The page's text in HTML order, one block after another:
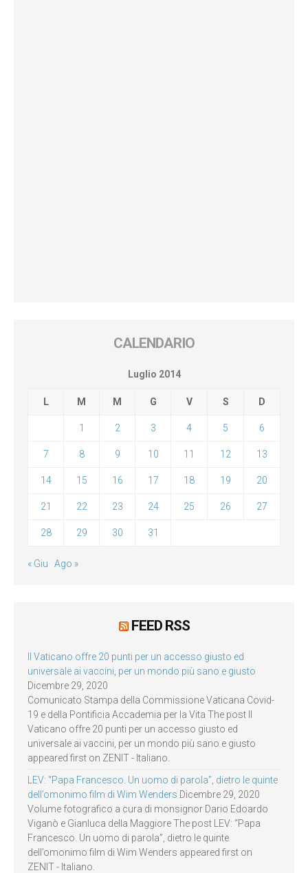
CALENDARIO
Luglio 2014
L M M G V S D
1 2 3 4 5 6
7 8 9 10 11 12 13
14 15 16 17 18 19 20
21 22 23 24 25 26 27
28 29 30 31
« Giu Ago »
FEED RSS
Il Vaticano offre 20 punti per un accesso giusto ed
universale ai vaccini, per un mondo più sano e giusto
Dicembre 29, 2020
Comunicato Stampa della Commissione Vaticana Covid-
19 e della Pontificia Accademia per la Vita The post Il
Vaticano offre 20 punti per un accesso giusto ed
universale ai vaccini, per un mondo più sano e giusto
appeared first on ZENIT - Italiano.
LEV: “Papa Francesco. Un uomo di parola”, dietro le quinte
dell’omonimo film di Wim Wenders Dicembre 29, 2020
Volume fotografico a cura di monsignor Dario Edoardo
Viganò e Gianluca della Maggiore The post LEV: “Papa
Francesco. Un uomo di parola”, dietro le quinte
dell’omonimo film di Wim Wenders appeared first on
ZENIT - Italiano.